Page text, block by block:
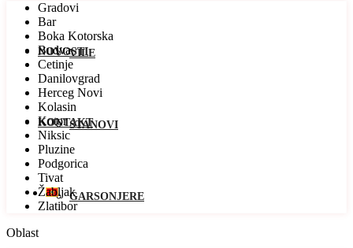
VILE
STANOVI
GARSONJERE
NOVOSTI
KONTAKT
Gradovi
Bar
Boka Kotorska
Budva
Cetinje
Danilovgrad
Herceg Novi
Kolasin
Kotor
Niksic
Pluzine
Podgorica
Tivat
Žabljak
Zlatibor
Oblast